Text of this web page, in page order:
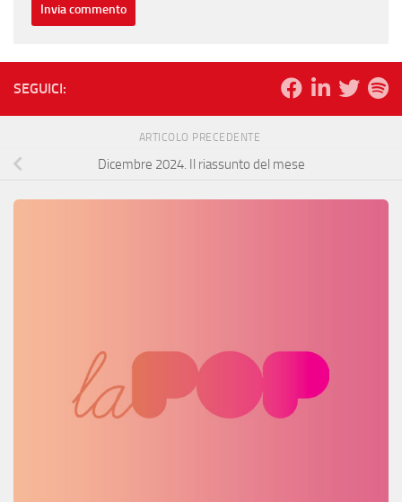
SEGUICI:
ARTICOLO PRECEDENTE
Dicembre 2024. Il riassunto del mese